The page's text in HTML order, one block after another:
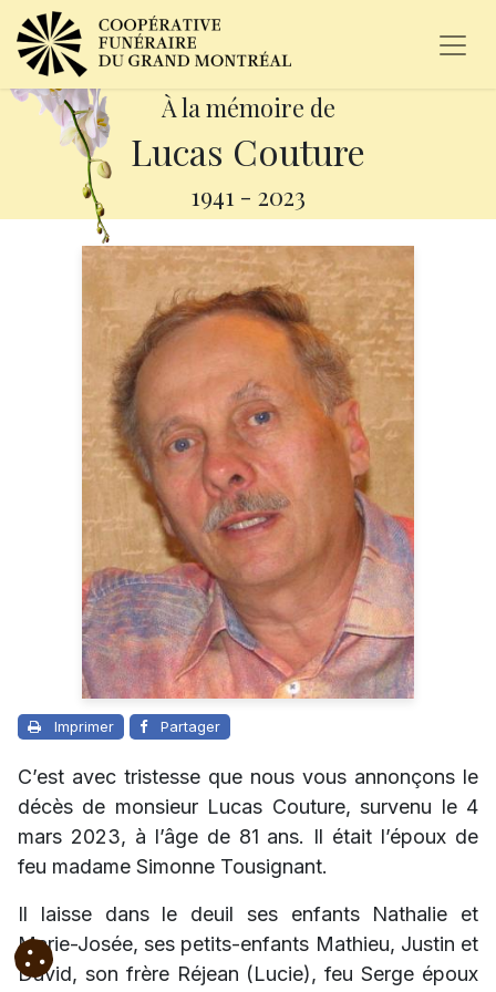
À la mémoire de
Lucas Couture
1941 - 2023
Imprimer Partager
C’est avec tristesse que nous vous annonçons le
décès de monsieur Lucas Couture, survenu le 4
mars 2023, à l’âge de 81 ans. Il était l’époux de
feu madame Simonne Tousignant.
Il laisse dans le deuil ses enfants Nathalie et
Marie-Josée, ses petits-enfants Mathieu, Justin et
David, son frère Réjean (Lucie), feu Serge époux